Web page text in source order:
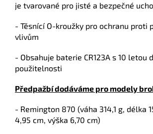
je tvarované pro jisté a bezpečné
- Těsnící O-kroužky pro ochranu proti
vlivům
- Obsahuje baterie CR123A s 10 letou
použitelnosti
Předpažbí dodáváme pro modely
- Remington 870 (váha 314,1 g, délka
4,95 cm, výška 6,70 cm)